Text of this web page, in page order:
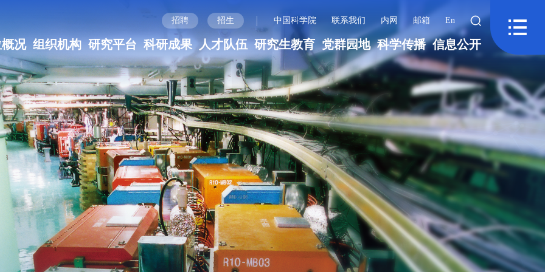
招聘 招生 | 中国科学院 联系我们 内网 邮箱 En
况 组织机构 研究平台 科研成果 人才队伍 研究生教育 党群园地 科学传播 信息公开